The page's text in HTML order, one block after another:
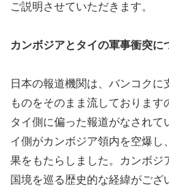
ご説明させていただきます。
カンボジアとタイの軍事衝突に
日本の報道機関は、バンコク
ものをそのまま流しております
タイ側に偏った報道がなされて
イ側がカンボジア領内を空爆し
果をもたらしました。カンボジ
国境を巡る歴史的な経緯がござ